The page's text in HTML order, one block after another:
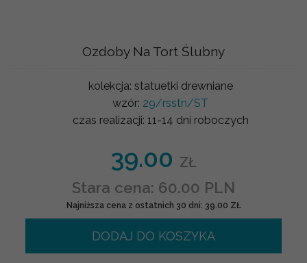
Ozdoby Na Tort Ślubny
kolekcja: statuetki drewniane
wzór: 29/rsstn/ST
czas realizacji: 11-14 dni roboczych
39.00 ZŁ
Stara cena: 60.00 PLN
Najniższa cena z ostatnich 30 dni: 39.00 ZŁ
DODAJ DO KOSZYKA